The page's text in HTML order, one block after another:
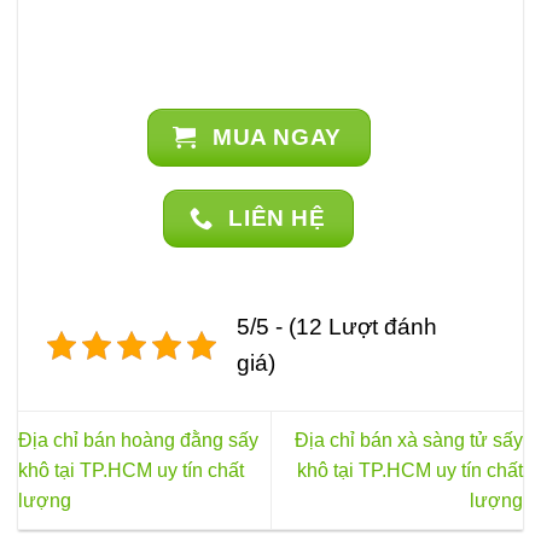
MUA NGAY
LIÊN HỆ
5/5 - (12 Lượt đánh
giá)
Địa chỉ bán hoàng đằng sấy
khô tại TP.HCM uy tín chất
lượng
Địa chỉ bán xà sàng tử sấy
khô tại TP.HCM uy tín chất
lượng